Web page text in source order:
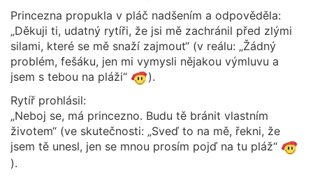
Princezna propukla v pláč nadšením a odpověděla:
„Děkuji ti, udatný rytíři, že jsi mě zachránil před zlými
silami, které se mě snaží zajmout“ (v reálu: „Žádný
problém, fešáku, jen mi vymysli nějakou výmluvu a
jsem s tebou na pláži“
).
Rytíř prohlásil:
„Neboj se, má princezno. Budu tě bránit vlastním
životem“ (ve skutečnosti: „Sveď to na mě, řekni, že
jsem tě unesl, jen se mnou prosím pojď na tu pláž“
).